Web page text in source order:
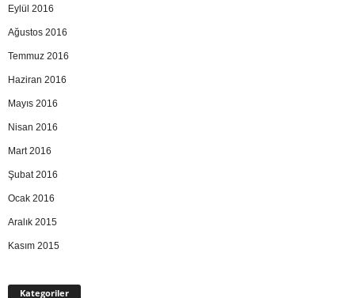
Eylül 2016
Ağustos 2016
Temmuz 2016
Haziran 2016
Mayıs 2016
Nisan 2016
Mart 2016
Şubat 2016
Ocak 2016
Aralık 2015
Kasım 2015
Kategoriler